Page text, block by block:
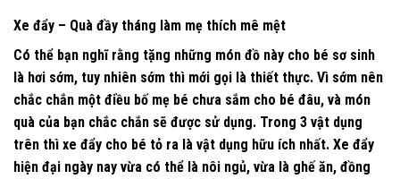
Xe đẩy – Quà đầy tháng làm mẹ thích mê mệt
Có thể bạn nghĩ rằng tặng những món đồ này cho bé sơ sinh
là hơi sớm, tuy nhiên sớm thì mới gọi là thiết thực. Vì sớm nên
chắc chắn một điều bố mẹ bé chưa sắm cho bé đâu, và món
quà của bạn chắc chắn sẽ được sử dụng. Trong 3 vật dụng
trên thì xe đẩy cho bé tỏ ra là vật dụng hữu ích nhất. Xe đẩy
hiện đại ngày nay vừa có thể là nôi ngủ, vừa là ghế ăn, đồng